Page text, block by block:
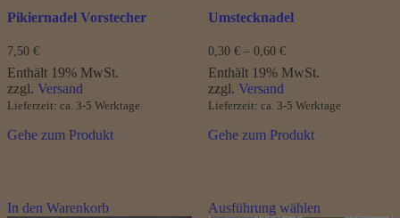
Pikiernadel Vorstecher
7,50 €
Enthält 19% MwSt.
zzgl. Versand
Lieferzeit: ca. 3-5 Werktage
Gehe zum Produkt
Umstecknadel
0,30 € – 0,60 €Preisspanne:
0,30 €
bis
Enthält 19% MwSt.
zzgl. Versand
Lieferzeit: ca. 3-5 Werktage
Gehe zum Produkt
In den Warenkorb Ausführung wählenProdukt